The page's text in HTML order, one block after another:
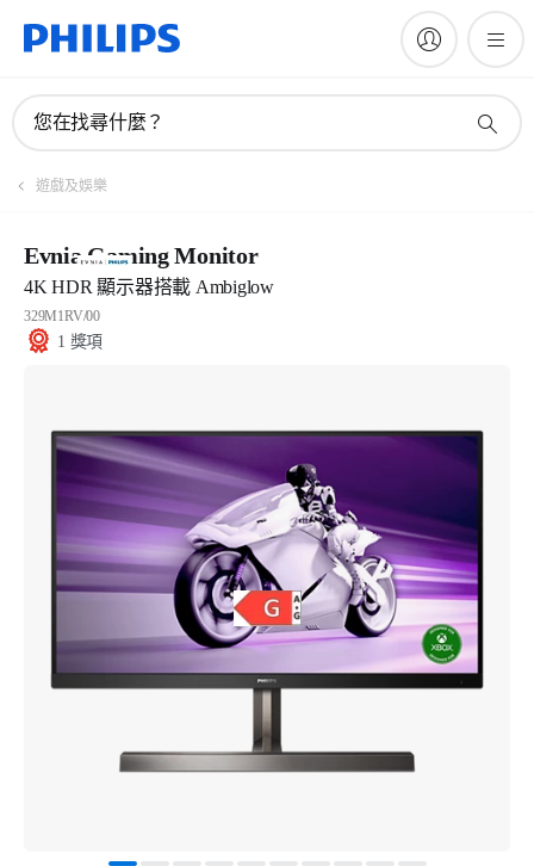
您在找尋什麼？
遊戲及娛樂
Evnia Gaming Monitor
4K HDR 顯示器搭載 Ambiglow
329M1RV/00
1 獎項